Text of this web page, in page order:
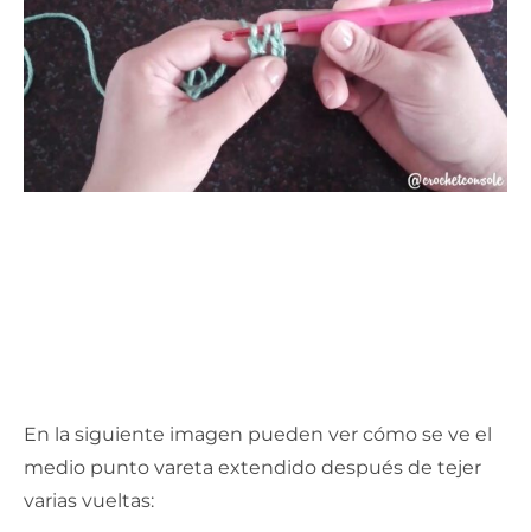
En la siguiente imagen pueden ver cómo se ve el
medio punto vareta extendido después de tejer
varias vueltas: